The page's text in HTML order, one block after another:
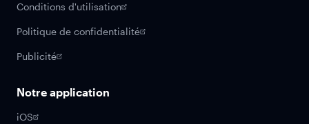
Conditions d'utilisation
Politique de confidentialité
Publicité
Notre application
iOS